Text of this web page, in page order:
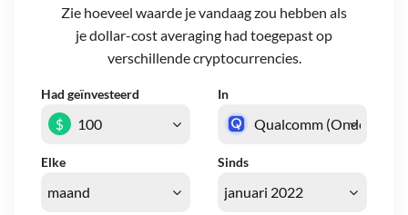
Zie hoeveel waarde je vandaag zou hebben als
je dollar-cost averaging had toegepast op
verschillende cryptocurrencies.
Had geïnvesteerd In
Elke Sinds
$